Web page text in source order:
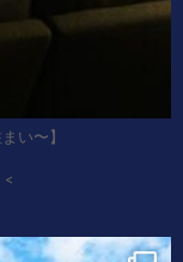
い〜】
<